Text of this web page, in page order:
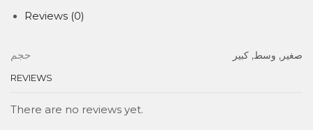
Reviews (0)
حجم
صغير, وسط, كبير
REVIEWS
There are no reviews yet.